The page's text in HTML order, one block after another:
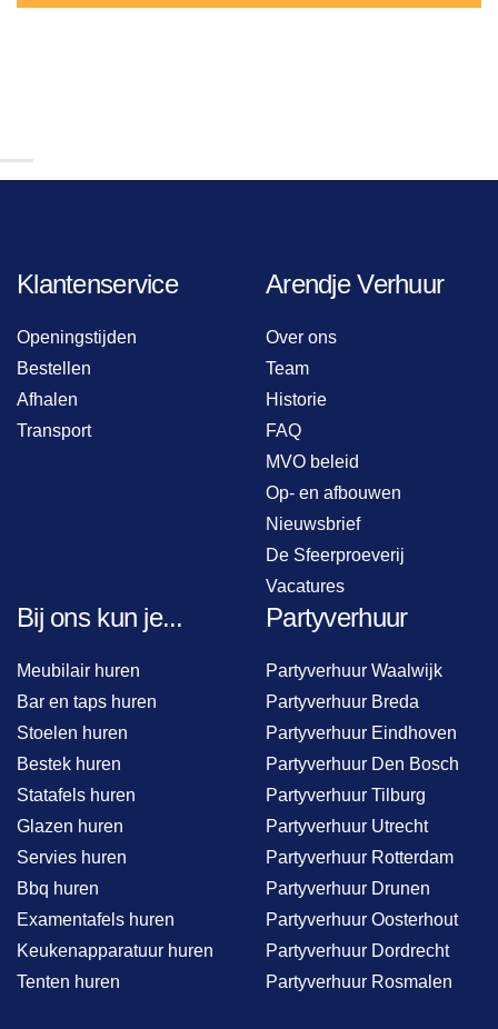
Klantenservice
Openingstijden
Bestellen
Afhalen
Transport
Arendje Verhuur
Over ons
Team
Historie
FAQ
MVO beleid
Op- en afbouwen
Nieuwsbrief
De Sfeerproeverij
Vacatures
Bij ons kun je...
Meubilair huren
Bar en taps huren
Stoelen huren
Bestek huren
Statafels huren
Glazen huren
Servies huren
Bbq huren
Examentafels huren
Keukenapparatuur huren
Tenten huren
Partyverhuur
Partyverhuur Waalwijk
Partyverhuur Breda
Partyverhuur Eindhoven
Partyverhuur Den Bosch
Partyverhuur Tilburg
Partyverhuur Utrecht
Partyverhuur Rotterdam
Partyverhuur Drunen
Partyverhuur Oosterhout
Partyverhuur Dordrecht
Partyverhuur Rosmalen